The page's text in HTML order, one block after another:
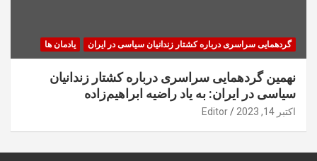
گردهمایی سراسری درباره کشتار زندانیان سیاسی در ایران یادمان ها
نهمین گردهمایی سراسری درباره کشتار زندانیان
سیاسی در ایران: به یاد راضیه ابراهیم‌زاده
اکتبر 14, 2023 Editor